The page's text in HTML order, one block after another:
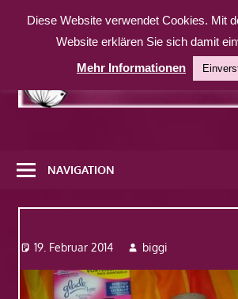
Inhalt
weitere
Website
NAVIGATION
19. Februar 2014 biggi
Diese Website verwendet Cookies. Mit
Website erklären Sie sich damit
Mehr Informationen